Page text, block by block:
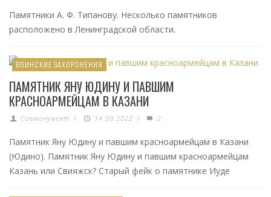
Памятники А. Ф. Типанову. Несколько памятников
расположено в Ленинградской области.
ВОИНСКИЕ ЗАХОРОНЕНИЯ
ПАМЯТНИК ЯНУ ЮДИНУ И ПАВШИМ
КРАСНОАРМЕЙЦАМ В КАЗАНИ
Совмонумент / 14.09.2022 / 2
Памятник Яну Юдину и павшим красноармейцам в Казани
(Юдино). Памятник Яну Юдину и павшим красноармейцам
Казань или Свияжск? Старый фейк о памятнике Иуде